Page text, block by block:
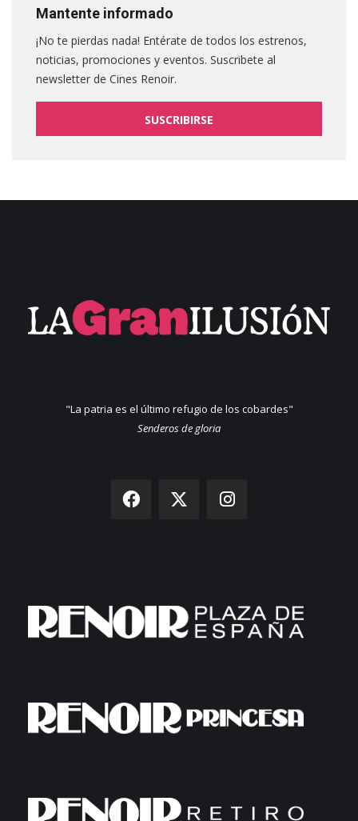
Mantente informado
¡No te pierdas nada! Entérate de todos los estrenos,
noticias, promociones y eventos. Suscribete al
newsletter de Cines Renoir.
SUSCRIBIRSE
"La patria es el último refugio de los cobardes"
Senderos de gloria